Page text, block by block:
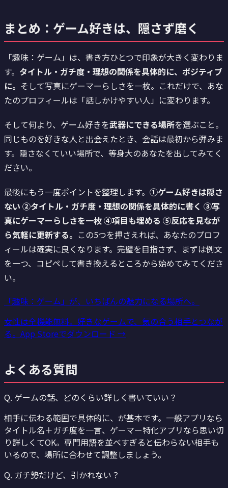
まとめ：ゲーム好きは、隠さず磨く
「趣味：ゲーム」は、書き方ひとつで印象が大きく変わりま
す。 タイトル・ガチ度・理想の関係を具体的に、ポジティブ
に。 そして写真にゲーマーらしさを一枚。これだけで、あな
たのプロフィールは「話しかけやすい人」に変わります。
そして何より、ゲーム好きを武器にできる場所を選ぶこと。
同じものを好きな人と出会えたとき、会話は最初から弾みま
す。隠さなくていい場所で、等身大のあなたを出してみてく
ださい。
最後にもう一度ポイントを整理します。 ①ゲーム好きは隠さ
ない ②タイトル・ガチ度・理想の関係を具体的に書く ③写
真にゲーマーらしさを一枚 ④項目も埋める ⑤反応を見なが
ら気軽に更新する。 この5つを押さえれば、あなたのプロフ
ィールは確実に良くなります。完璧を目指さず、まずは例文
を一つ、コピペして書き換えるところから始めてみてくださ
い。
「趣味：ゲーム」が、いちばんの魅力になる場所へ。
女性は全機能無料。好きなゲームで、気の合う相手とつなが
る。App Storeでダウンロード →
よくある質問
Q. ゲームの話、どのくらい詳しく書いていい？
相手に伝わる範囲で具体的に、が基本です。一般アプリなら
タイトル名＋ガチ度を一言、ゲーマー特化アプリなら思い切
り詳しくてOK。専門用語を並べすぎると伝わらない相手も
いるので、場所に合わせて調整しましょう。
Q. ガチ勢だけど、引かれない？